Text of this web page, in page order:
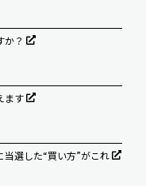
か？
ます
当選した“買い方”がこれ